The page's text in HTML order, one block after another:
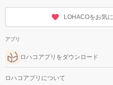
LOHACOをお気
アプリ
ロハコアプリをダウンロード
ロハコアプリについて